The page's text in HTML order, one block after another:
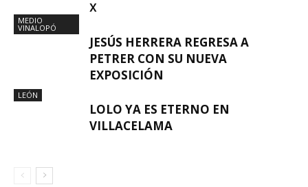
X
MEDIO
VINALOPÓ
JESÚS HERRERA REGRESA A
PETRER CON SU NUEVA
EXPOSICIÓN
LEÓN
LOLO YA ES ETERNO EN
VILLACELAMA